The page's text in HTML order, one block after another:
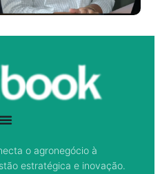
o agronegócio à
estratégica e inovação.